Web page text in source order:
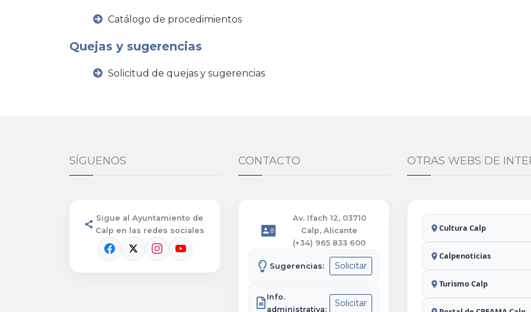
Catálogo de procedimientos
Quejas y sugerencias
Solicitud de quejas y sugerencias
SÍGUENOS
Sigue al Ayuntamiento de
Calp en las redes sociales
CONTACTO
Av. Ifach 12, 03710
Calp, Alicante
(+34) 965 833 600
Sugerencias: Solicitar
Info.
administrativa:
Solicitar
OTRAS WEBS DE
Cultura Calp
Calpenoticias
Turismo Calp